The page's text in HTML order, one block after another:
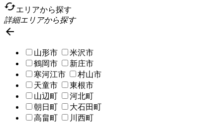
cachedエリアから探す
詳細エリアから探す

山形市
米沢市
鶴岡市
新庄市
寒河江市
村山市
天童市
東根市
山辺町
河北町
朝日町
大石田町
高畠町
川西町